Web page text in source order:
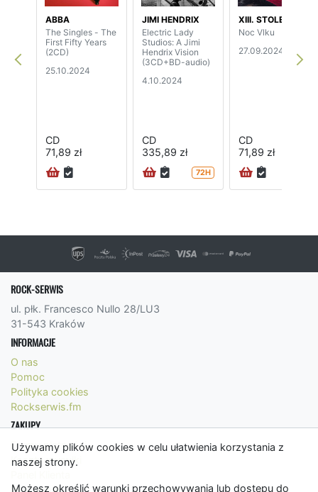
Używamy plików cookies w celu ułatwienia korzystania z
naszej strony.
Możesz określić warunki przechowywania lub dostępu do
ABBA
The Singles - The
First Fifty Years
(2CD)
25.10.2024
CD
71,89 zł
JIMI HENDRIX
Electric Lady
Studios: A Jimi
Hendrix Vision
(3CD+BD-audio)
4.10.2024
CD
335,89 zł
72H
XIII. STOLETI
Noc Vlku
27.09.2024
CD
71,89 zł
ROCK-SERWIS
ul. płk. Francesco Nullo 28/LU3
31-543 Kraków
INFORMACJE
O nas
Pomoc
Polityka cookies
Rockserwis.fm
ZAKUPY
Formy płatności
Koszty wysyłki
Regulamin